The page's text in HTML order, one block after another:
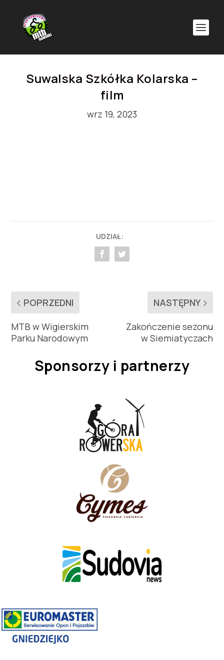
Suwalska Szkółka Kolarska –
film
wrz 19, 2023
UDZIAŁ:
POPRZEDNI
MTB w Wigierskim
Parku Narodowym
NASTĘPNY
Zakończenie sezonu
w Siemiatyczach
Sponsorzy i partnerzy